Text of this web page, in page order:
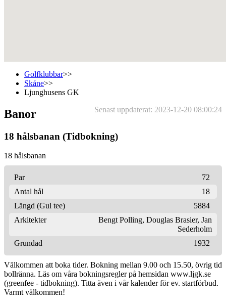
Golfklubbar>>
Skåne>>
Ljunghusens GK
Senast uppdaterat: 2023-12-20 08:00:24
Banor
18 hålsbanan (Tidbokning)
18 hålsbanan
Par
72
Antal hål
18
Längd (Gul tee)
5884
Arkitekter
Bengt Polling, Douglas Brasier, Jan
Sederholm
Grundad
1932
Välkommen att boka tider. Bokning mellan 9.00 och 15.50, övrig tid
bollränna. Läs om våra bokningsregler på hemsidan www.ljgk.se
(greenfee - tidbokning). Titta även i vår kalender för ev. startförbud.
Varmt välkommen!